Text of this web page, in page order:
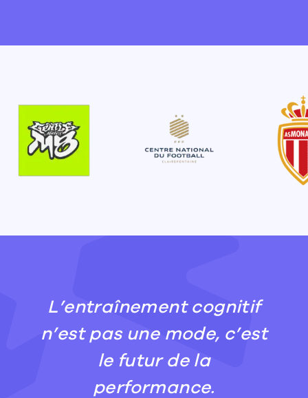
L’entraînement cognitif
n’est pas une mode, c’est
le futur de la
performance.